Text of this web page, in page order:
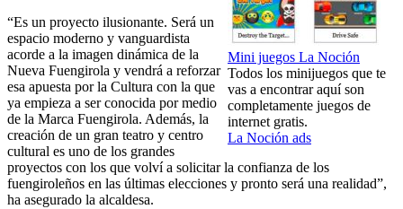
Mini juegos La Noción
Todos los minijuegos que te
vas a encontrar aquí son
completamente juegos de
internet gratis.
La Noción ads
“Es un proyecto ilusionante. Será un
espacio moderno y vanguardista
acorde a la imagen dinámica de la
Nueva Fuengirola y vendrá a reforzar
esa apuesta por la Cultura con la que
ya empieza a ser conocida por medio
de la Marca Fuengirola. Además, la
creación de un gran teatro y centro
cultural es uno de los grandes
proyectos con los que volví a solicitar la confianza de los
fuengiroleños en las últimas elecciones y pronto será una realidad”,
ha asegurado la alcaldesa.